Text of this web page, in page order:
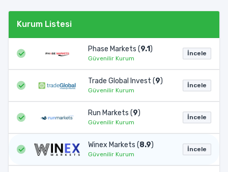
Kurum Listesi
Phase Markets (9.1)
Güvenilir Kurum
İncele
Trade Global Invest (9)
Güvenilir Kurum
İncele
Run Markets (9)
Güvenilir Kurum
İncele
Winex Markets (8.9)
Güvenilir Kurum
İncele